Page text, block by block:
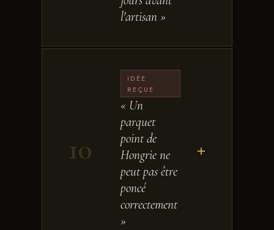
l'artisan »
10
IDÉE
REÇUE
« Un
parquet
point de
Hongrie ne
peut pas être
poncé
correctement
»
+